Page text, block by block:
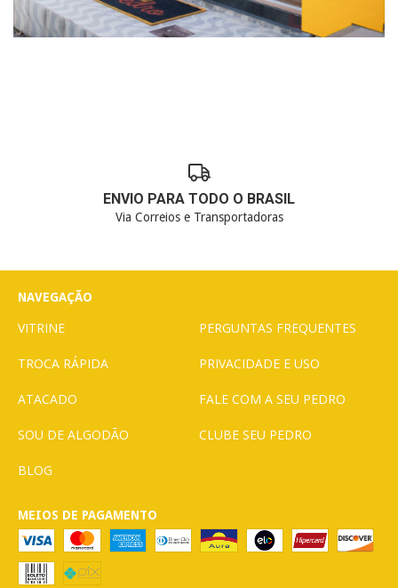
ENVIO PARA TODO O BRASIL
Via Correios e Transportadoras
NAVEGAÇÃO
VITRINE PERGUNTAS FREQUENTES
TROCA RÁPIDA PRIVACIDADE E USO
ATACADO FALE COM A SEU PEDRO
SOU DE ALGODÃO CLUBE SEU PEDRO
BLOG
MEIOS DE PAGAMENTO